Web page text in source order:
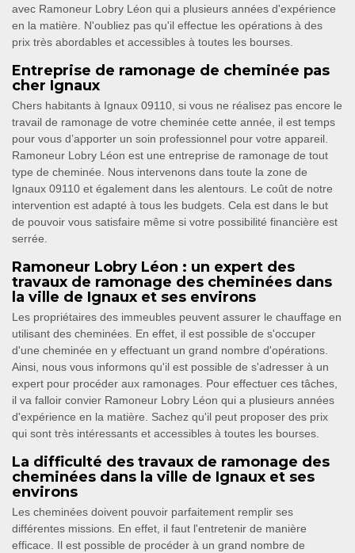
avec Ramoneur Lobry Léon qui a plusieurs années d'expérience
en la matière. N'oubliez pas qu'il effectue les opérations à des
prix très abordables et accessibles à toutes les bourses.
Entreprise de ramonage de cheminée pas
cher Ignaux
Chers habitants à Ignaux 09110, si vous ne réalisez pas encore le
travail de ramonage de votre cheminée cette année, il est temps
pour vous d’apporter un soin professionnel pour votre appareil.
Ramoneur Lobry Léon est une entreprise de ramonage de tout
type de cheminée. Nous intervenons dans toute la zone de
Ignaux 09110 et également dans les alentours. Le coût de notre
intervention est adapté à tous les budgets. Cela est dans le but
de pouvoir vous satisfaire même si votre possibilité financière est
serrée.
Ramoneur Lobry Léon : un expert des
travaux de ramonage des cheminées dans
la ville de Ignaux et ses environs
Les propriétaires des immeubles peuvent assurer le chauffage en
utilisant des cheminées. En effet, il est possible de s'occuper
d'une cheminée en y effectuant un grand nombre d'opérations.
Ainsi, nous vous informons qu'il est possible de s'adresser à un
expert pour procéder aux ramonages. Pour effectuer ces tâches,
il va falloir convier Ramoneur Lobry Léon qui a plusieurs années
d'expérience en la matière. Sachez qu'il peut proposer des prix
qui sont très intéressants et accessibles à toutes les bourses.
La difficulté des travaux de ramonage des
cheminées dans la ville de Ignaux et ses
environs
Les cheminées doivent pouvoir parfaitement remplir ses
différentes missions. En effet, il faut l'entretenir de manière
efficace. Il est possible de procéder à un grand nombre de